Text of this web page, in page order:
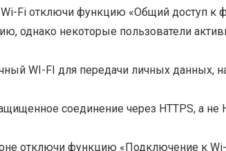
Fi отключи функцию «Общий доступ к
однако некоторые пользователи
WI-FI для передачи личных данных,
соединение через HTTPS, а не
отключи функцию «Подключение к Wi-